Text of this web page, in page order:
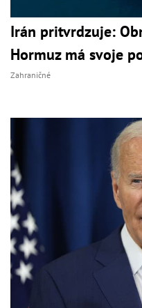
Irán pritvrdzuje:
Hormuz má svoje
Zahraničné